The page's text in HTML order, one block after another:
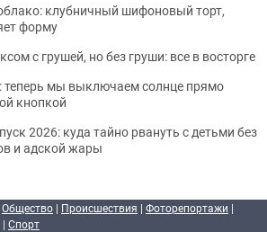
клубничный шифоновый торт,
форму
с грушей, но без груши: все в восторге
теперь мы выключаем солнце прямо
кнопкой
2026: куда тайно рвануть с детьми без
и адской жары
Общество | Происшествия | Фоторепортажи |
| Спорт